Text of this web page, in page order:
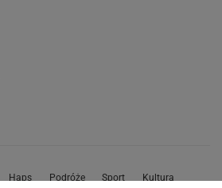
Haps Podróże Sport Kultura